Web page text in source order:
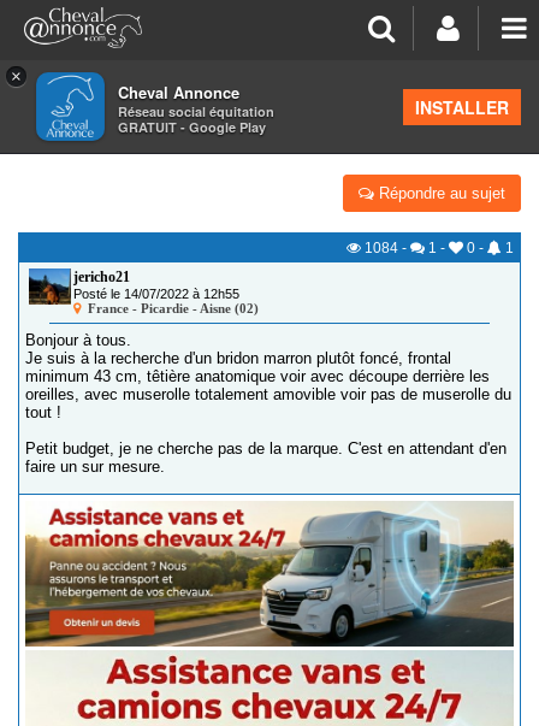
×
Cheval Annonce
Réseau social équitation
GRATUIT - Google Play
INSTALLER
>Petites annonces>Équipements du cavalier
BRIDON MARRON
Répondre au sujet
1084 - 1 - 0 -
1
jericho21
Posté le 14/07/2022 à 12h55
France - Picardie - Aisne (02)
Bonjour à tous.
Je suis à la recherche d'un bridon marron plutôt foncé, frontal
minimum 43 cm, têtière anatomique voir avec découpe derrière les
oreilles, avec muserolle totalement amovible voir pas de muserolle du
tout !
Petit budget, je ne cherche pas de la marque. C'est en attendant d'en
faire un sur mesure.